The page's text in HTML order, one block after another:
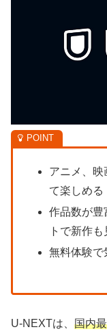
アニメ、映
て楽しめる
作品数が豊
トで新作
無料体験で
U-NEXTは、 国内